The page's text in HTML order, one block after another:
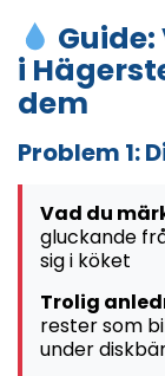
i
dem
Problem 1:
Vad du
gluckande
sig i köket
Trolig
rester som
under